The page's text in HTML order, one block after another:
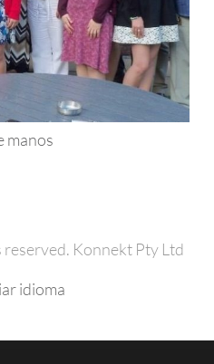
manos
Konnekt Pty Ltd
idioma